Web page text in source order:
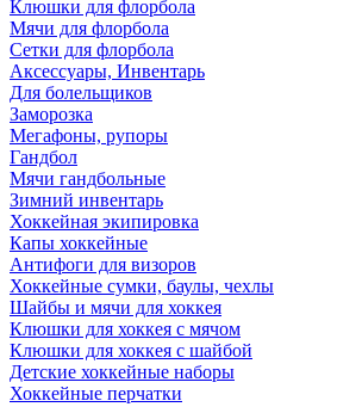
Клюшки для флорбола
Мячи для флорбола
Сетки для флорбола
Аксессуары, Инвентарь
Для болельщиков
Заморозка
Мегафоны, рупоры
Гандбол
Мячи гандбольные
Зимний инвентарь
Хоккейная экипировка
Капы хоккейные
Антифоги для визоров
Хоккейные сумки, баулы, чехлы
Шайбы и мячи для хоккея
Клюшки для хоккея с мячом
Клюшки для хоккея с шайбой
Детские хоккейные наборы
Хоккейные перчатки